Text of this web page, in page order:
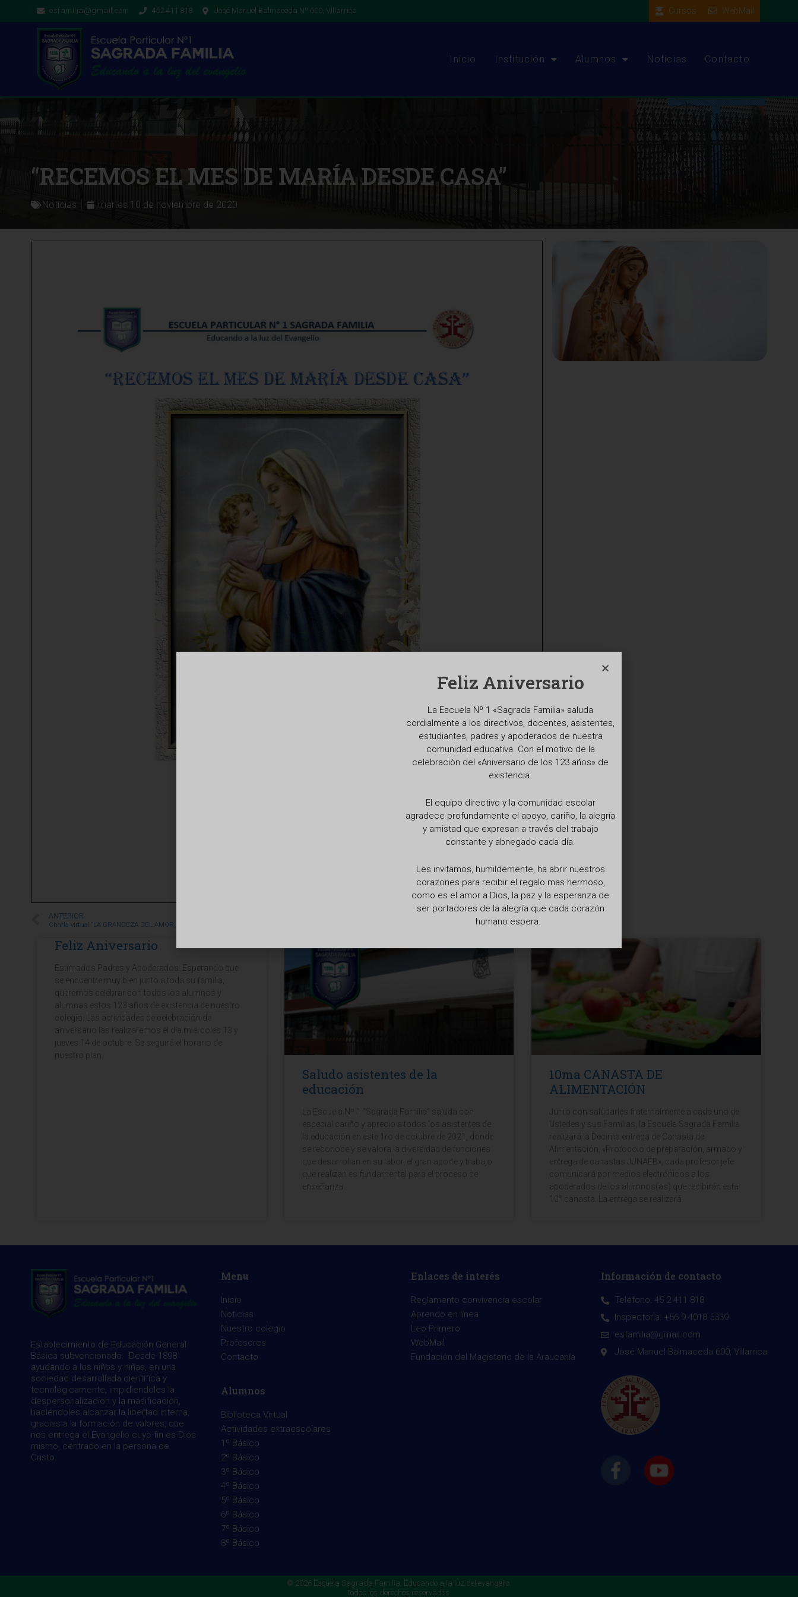
esfamilia@gmail.com 452 411 818 José Manuel Balmaceda Nº 600, Villarrica Cursos WebMail
Inicio Institución Alumnos Noticias Contacto
“RECEMOS EL MES DE MARÍA DESDE CASA”
Noticias martes 10 de noviembre de 2020
ANTERIOR SIGUIENTE
Criterios de evaluación y promoción 2020
Feliz Aniversario
Estimados Padres y Apoderados: Esperando que
se encuentre muy bien junto a toda su familia,
queremos celebrar con todos los alumnos y
alumnas estos 123 años de existencia de nuestro
colegio. Las actividades de celebración de
aniversario las realizaremos el día miércoles 13 y
jueves 14 de octubre. Se seguirá el horario de
nuestro plan
Saludo asistentes de la
educación
La Escuela Nº 1 “Sagrada Familia” saluda con
especial cariño y aprecio a todos los asistentes de
la educación en este 1ro de octubre de 2021, donde
se reconoce y se valora la diversidad de funciones
que desarrollan en su labor, el gran aporte y trabajo
que realizan es fundamental para el proceso de
enseñanza
10ma CANASTA DE
ALIMENTACIÓN
Junto con saludarles fraternalmente a cada uno de
Ustedes y sus Familias, la Escuela Sagrada Familia
realizará la Decima entrega de Canasta de
Alimentación, «Protocolo de preparación, armado y
entrega de canastas JUNAEB», cada profesor jefe
comunicará por medios electrónicos a los
apoderados de los alumnos(as) que recibirán esta
10° canasta. La entrega se realizará
Establecimiento de Educación General
Básica subvencionado. Desde 1898
ayudando a los niños y niñas, en una
sociedad desarrollada científica y
tecnológicamente, impidiendoles la
despersonalización y la masificación,
haciéndoles alcanzar la libertad interna,
gracias a la formación de valores, que
nos entrega el Evangelio cuyo fin es Dios
mismo, centrado en la persona de
Cristo.
Menu
Inicio
Noticias
Nuestro colegio
Profesores
Contacto
Alumnos
Biblioteca Virtual
Actividades extraescolares
1º Básico
2º Básico
3º Básico
4º Básico
5º Básico
6º Básico
7º Básico
8º Básico
Enlaces de interés
Reglamento convivencia escolar
Aprendo en línea
Leo Primero
WebMail
Fundación del Magisterio de la Araucanía
Información de contacto
Teléfono: 45 2 411 818
Inspectoría: +56 9 4018 5339
esfamilia@gmail.com
José Manuel Balmaceda 600, Villarrica
© 2026 Escuela Sagrada Familia, Educando a la luz del evangelio.
Todos los derechos reservados.
Feliz Aniversario
La Escuela Nº 1 «Sagrada Familia» saluda
cordialmente a los directivos, docentes, asistentes,
estudiantes, padres y apoderados de nuestra
comunidad educativa. Con el motivo de la
celebración del «Aniversario de los 123 años» de
existencia.
El equipo directivo y la comunidad escolar
agradece profundamente el apoyo, cariño, la alegría
y amistad que expresan a través del trabajo
constante y abnegado cada día.
Les invitamos, humildemente, ha abrir nuestros
corazones para recibir el regalo mas hermoso,
como es el amor a Dios, la paz y la esperanza de
ser portadores de la alegría que cada corazón
humano espera.